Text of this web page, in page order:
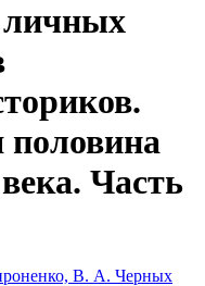
личных
Часть
В. А. Черных